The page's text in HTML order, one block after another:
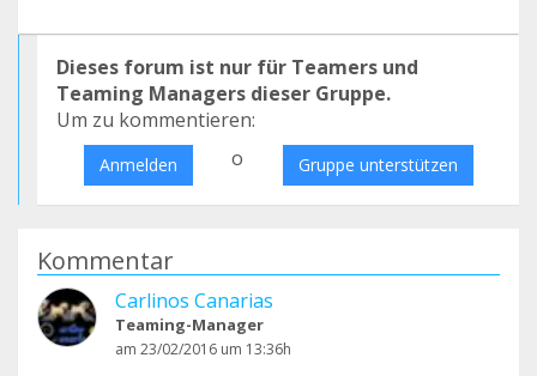
Dieses forum ist nur für Teamers und
Teaming Managers dieser Gruppe.
Um zu kommentieren:
Anmelden o Gruppe unterstützen
Kommentar
Carlinos Canarias
Teaming-Manager
am 23/02/2016 um 13:36h